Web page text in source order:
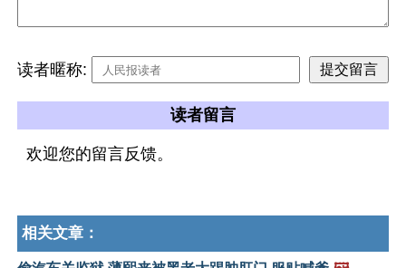
读者暱称:
读者留言
欢迎您的留言反馈。
相关文章：